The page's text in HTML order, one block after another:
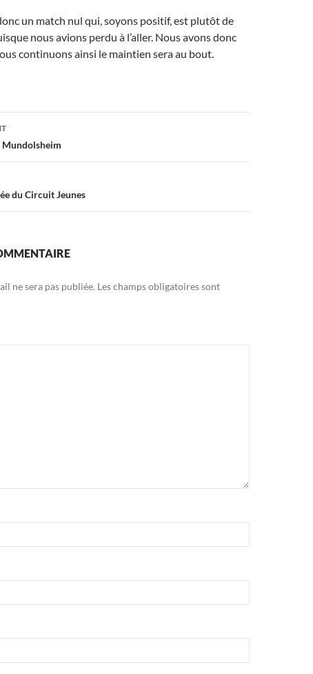
un match nul qui, soyons positif, est plutôt de
nous avions perdu à l’aller. Nous avons donc
continuons ainsi le maintien sera au bout.
Mundolsheim
du Circuit Jeunes
ne sera pas publiée. Les champs obligatoires sont